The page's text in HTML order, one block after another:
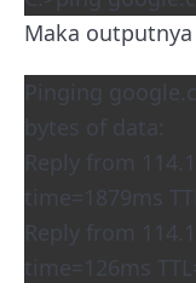
Maka
Pinging
bytes of data:
Reply from
time=1879ms
Reply from
time=126ms